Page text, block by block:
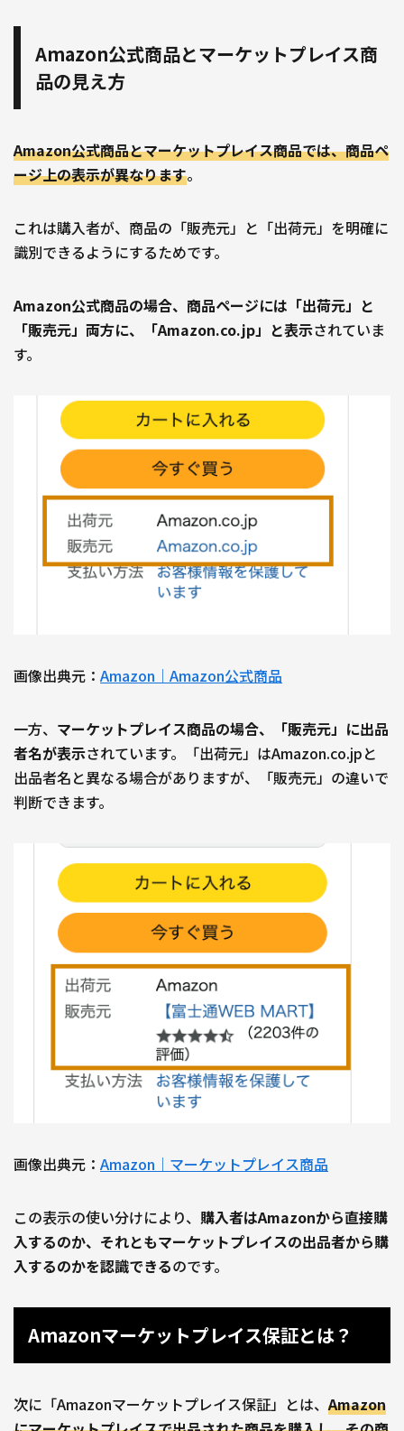
Amazon公式商品とマーケットプレイス商
品の見え方
Amazon公式商品とマーケットプレイス商品では、商品ペ
ージ上の表示が異なります。
これは購入者が、商品の「販売元」と「出荷元」を明確に
識別できるようにするためです。
Amazon公式商品の場合、商品ページには「出荷元」と
「販売元」両方に、「Amazon.co.jp」と表示されていま
す。
画像出典元： Amazon｜Amazon公式商品
一方、 マーケットプレイス商品の場合、「販売元」に出品
者名が表示されています。「出荷元」はAmazon.co.jpと
出品者名と異なる場合がありますが、「販売元」の違いで
判断できます。
画像出典元： Amazon｜マーケットプレイス商品
この表示の使い分けにより、 購入者はAmazonから直接購
入するのか、それともマーケットプレイスの出品者から購
入するのかを認識できるのです。
Amazonマーケットプレイス保証とは？
次に「Amazonマーケットプレイス保証」とは、Amazon